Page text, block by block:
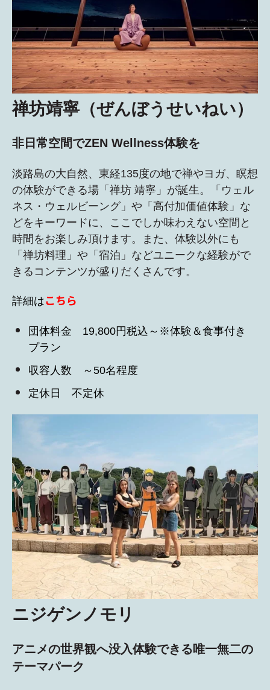
禅坊靖寧（ぜんぼうせいねい）
非日常空間でZEN Wellness体験を
淡路島の大自然、東経135度の地で禅やヨガ、瞑想
の体験ができる場「禅坊 靖寧」が誕生。「ウェル
ネス・ウェルビーング」や「高付加価値体験」な
どをキーワードに、ここでしか味わえない空間と
時間をお楽しみ頂けます。また、体験以外にも
「禅坊料理」や「宿泊」などユニークな経験がで
きるコンテンツが盛りだくさんです。
詳細はこちら
団体料金 19,800円税込～※体験＆食事付き
プラン
収容人数 ～50名程度
定休日 不定休
ニジゲンノモリ
アニメの世界観へ没入体験できる唯一無二の
テーマパーク